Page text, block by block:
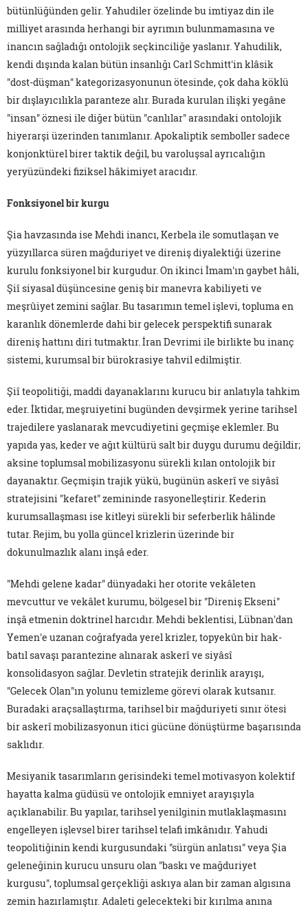
bütünlüğünden gelir. Yahudiler özelinde bu imtiyaz din ile
milliyet arasında herhangi bir ayrımın bulunmamasına ve
inancın sağladığı ontolojik seçkinciliğe yaslanır. Yahudilik,
kendi dışında kalan bütün insanlığı Carl Schmitt'in klâsik
"dost-düşman" kategorizasyonunun ötesinde, çok daha köklü
bir dışlayıcılıkla paranteze alır. Burada kurulan ilişki yegâne
"insan" öznesi ile diğer bütün "canlılar" arasındaki ontolojik
hiyerarşi üzerinden tanımlanır. Apokaliptik semboller sadece
konjonktürel birer taktik değil, bu varoluşsal ayrıcalığın
yeryüzündeki fiziksel hâkimiyet aracıdır.
Fonksiyonel bir kurgu
Şia havzasında ise Mehdi inancı, Kerbela ile somutlaşan ve
yüzyıllarca süren mağduriyet ve direniş diyalektiği üzerine
kurulu fonksiyonel bir kurgudur. On ikinci İmam'ın gaybet hâli,
Şiî siyasal düşüncesine geniş bir manevra kabiliyeti ve
meşrûiyet zemini sağlar. Bu tasarımın temel işlevi, topluma en
karanlık dönemlerde dahi bir gelecek perspektifi sunarak
direniş hattını diri tutmaktır. İran Devrimi ile birlikte bu inanç
sistemi, kurumsal bir bürokrasiye tahvil edilmiştir.
Şiî teopolitiği, maddi dayanaklarını kurucu bir anlatıyla tahkim
eder. İktidar, meşruiyetini bugünden devşirmek yerine tarihsel
trajedilere yaslanarak mevcudiyetini geçmişe eklemler. Bu
yapıda yas, keder ve ağıt kültürü salt bir duygu durumu değildir;
aksine toplumsal mobilizasyonu sürekli kılan ontolojik bir
dayanaktır. Geçmişin trajik yükü, bugünün askerî ve siyâsî
stratejisini "kefaret" zemininde rasyonelleştirir. Kederin
kurumsallaşması ise kitleyi sürekli bir seferberlik hâlinde
tutar. Rejim, bu yolla güncel krizlerin üzerinde bir
dokunulmazlık alanı inşâ eder.
"Mehdi gelene kadar" dünyadaki her otorite vekâleten
mevcuttur ve vekâlet kurumu, bölgesel bir "Direniş Ekseni"
inşâ etmenin doktrinel harcıdır. Mehdi beklentisi, Lübnan'dan
Yemen'e uzanan coğrafyada yerel krizler, topyekûn bir hak-
batıl savaşı parantezine alınarak askerî ve siyâsî
konsolidasyon sağlar. Devletin stratejik derinlik arayışı,
"Gelecek Olan"ın yolunu temizleme görevi olarak kutsanır.
Buradaki araçsallaştırma, tarihsel bir mağduriyeti sınır ötesi
bir askerî mobilizasyonun itici gücüne dönüştürme başarısında
saklıdır.
Mesiyanik tasarımların gerisindeki temel motivasyon kolektif
hayatta kalma güdüsü ve ontolojik emniyet arayışıyla
açıklanabilir. Bu yapılar, tarihsel yenilginin mutlaklaşmasını
engelleyen işlevsel birer tarihsel telafi imkânıdır. Yahudi
teopolitiğinin kendi kurgusundaki "sürgün anlatısı" veya Şia
geleneğinin kurucu unsuru olan "baskı ve mağduriyet
kurgusu", toplumsal gerçekliği askıya alan bir zaman algısına
zemin hazırlamıştır. Adaleti gelecekteki bir kırılma anına